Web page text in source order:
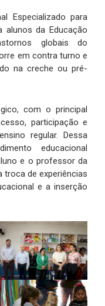
Especializado para
alunos da Educação
globais do
em contra turno e
na creche ou pré-
com o principal
participação e
regular. Dessa
educacional
e o professor da
troca de experiências
e a inserção